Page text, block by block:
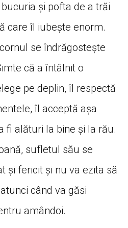
și pofta de a trăi
care îl iubește enorm.
se îndrăgostește
că a întâlnit o
pe deplin, îl respectă
îl acceptă așa
fi alături la bine și la rău.
sufletul său se
și fericit și nu va ezita să
când va găsi
amândoi.